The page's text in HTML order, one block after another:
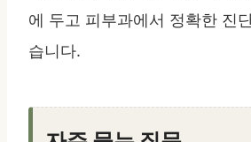
에 두고 피부과에서 정확한 진
습니다.